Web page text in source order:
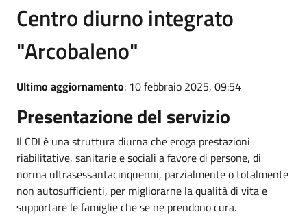
Centro diurno integrato
"Arcobaleno"
Ultimo aggiornamento: 10 febbraio 2025, 09:54
Presentazione del servizio
Il CDI è una struttura diurna che eroga prestazioni
riabilitative, sanitarie e sociali a favore di persone, di
norma ultrasessantacinquenni, parzialmente o totalmente
non autosufficienti, per migliorarne la qualità di vita e
supportare le famiglie che se ne prendono cura.